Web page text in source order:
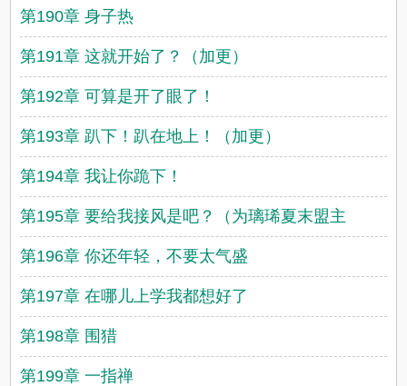
第190章 身子热
第191章 这就开始了？（加更）
第192章 可算是开了眼了！
第193章 趴下！趴在地上！（加更）
第194章 我让你跪下！
第195章 要给我接风是吧？（为璃琋夏末盟主
第196章 你还年轻，不要太气盛
第197章 在哪儿上学我都想好了
第198章 围猎
第199章 一指禅